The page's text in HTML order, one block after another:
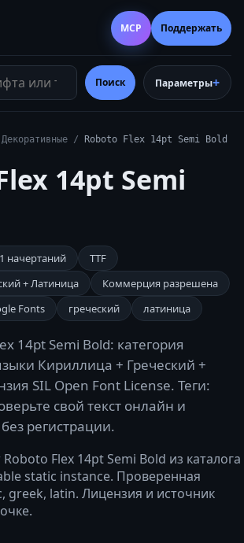
или тег
Поиск Параметры
MCP Поддержать
Декоративные / Roboto Flex 14pt Semi Bold
14pt Semi
1 начертаний
TTF
+ Латиница
Коммерция разрешена
Fonts греческий латиница
14pt Semi Bold: категория
Кириллица + Греческий +
SIL Open Font License. Теги:
свой текст онлайн и
регистрации.
Flex 14pt Semi Bold из каталога
static instance. Проверенная
greek, latin. Лицензия и источник